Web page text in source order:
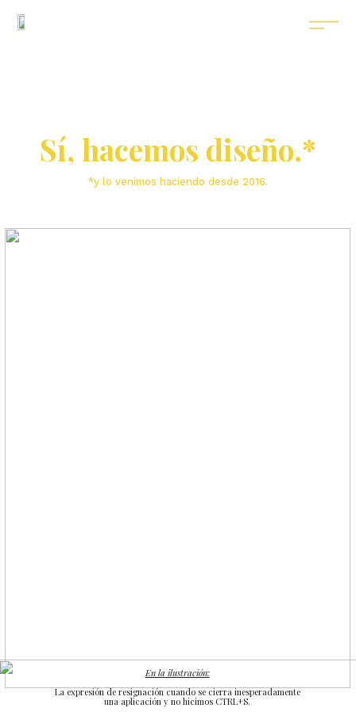
*y lo venimos haciendo desde 2016.
En la ilustración:
La expresión de resignación cuando se cierra inesperadamente
una aplicación y no hicimos CTRL+S.
Sí, hacemos diseño.*